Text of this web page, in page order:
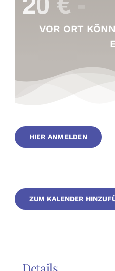
VOR ORT
HIER ANMELDEN
ZUM KALENDER
Details